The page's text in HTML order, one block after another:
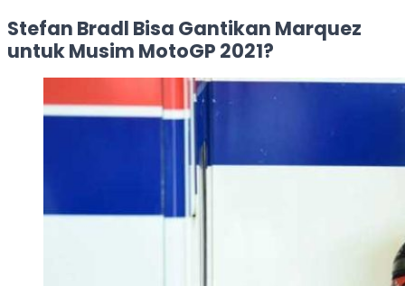
Stefan Bradl Bisa Gantikan Marquez
untuk Musim MotoGP 2021?